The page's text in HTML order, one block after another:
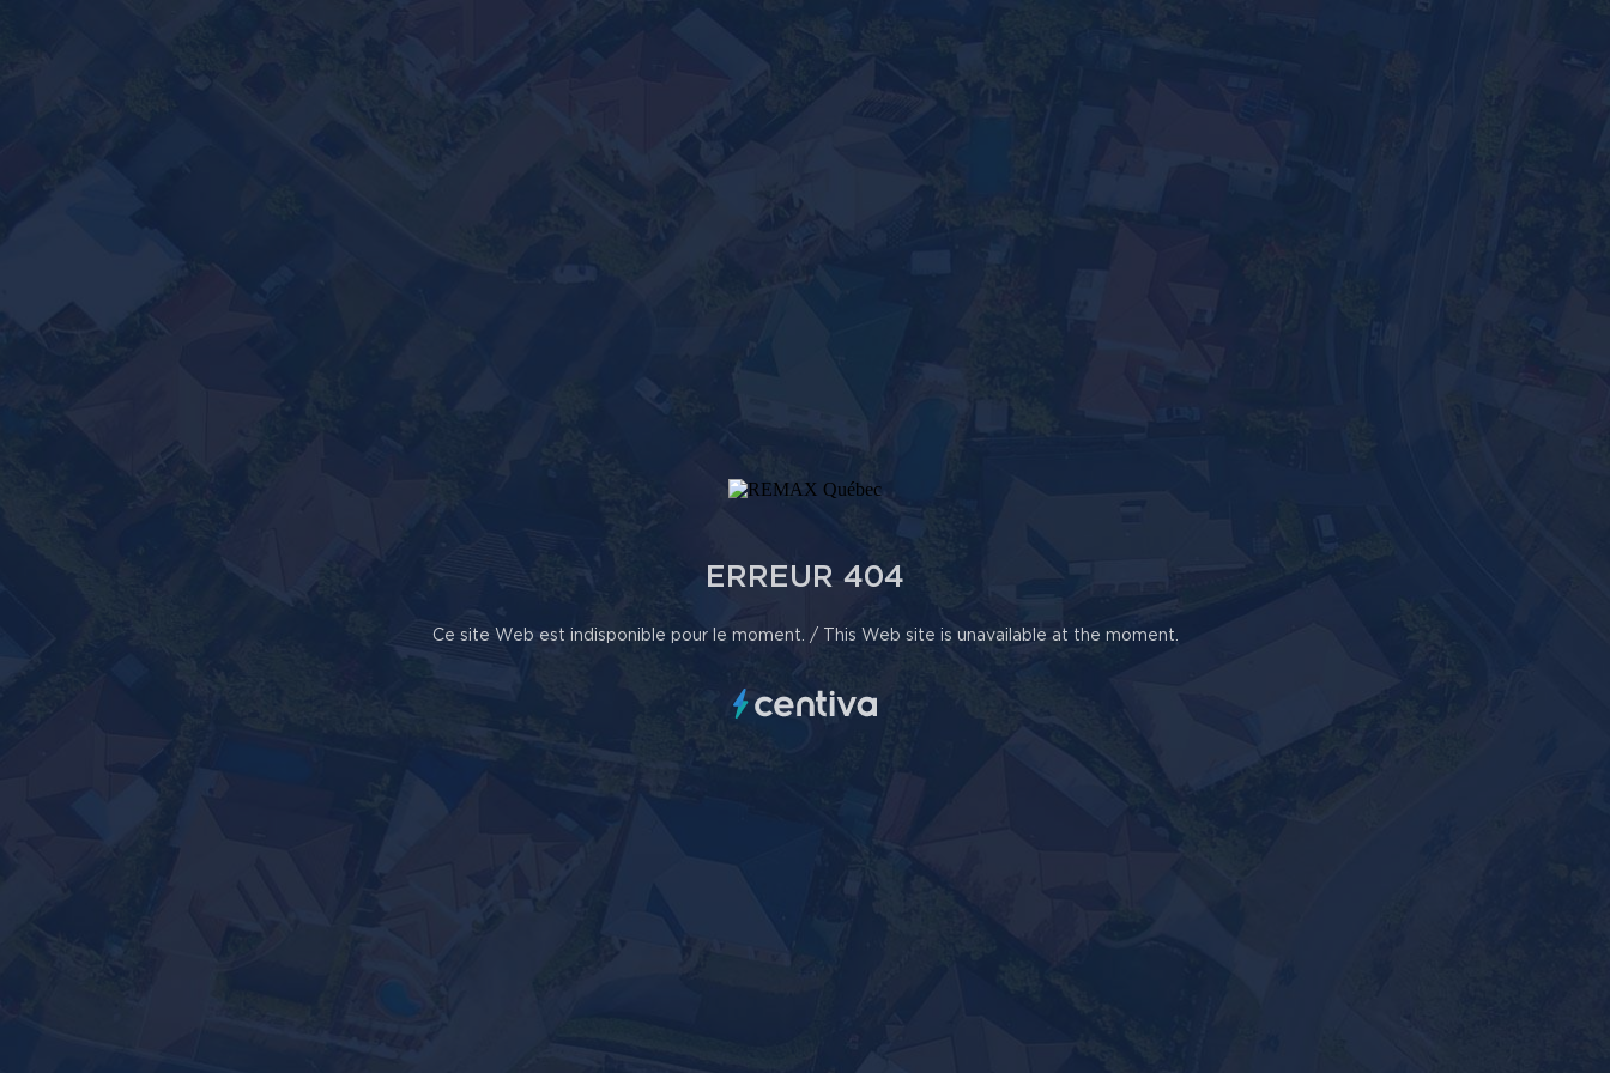
ERREUR 404
Ce site Web est indisponible pour le moment. / This Web site is unavailable at the moment.